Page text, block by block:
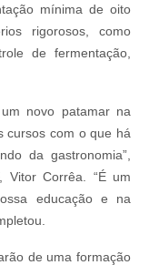
mínima de oito
rigorosos, como
de fermentação,
novo patamar na
cursos com o que há
da gastronomia”,
Vitor Corrêa. “É um
educação e na
de uma formação